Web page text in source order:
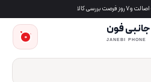
بررسی کالا
جانبی فون
JANEBI PHONE
0